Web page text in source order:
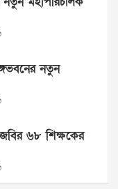
নতুন
জবির ৬৮ শিক্ষকের